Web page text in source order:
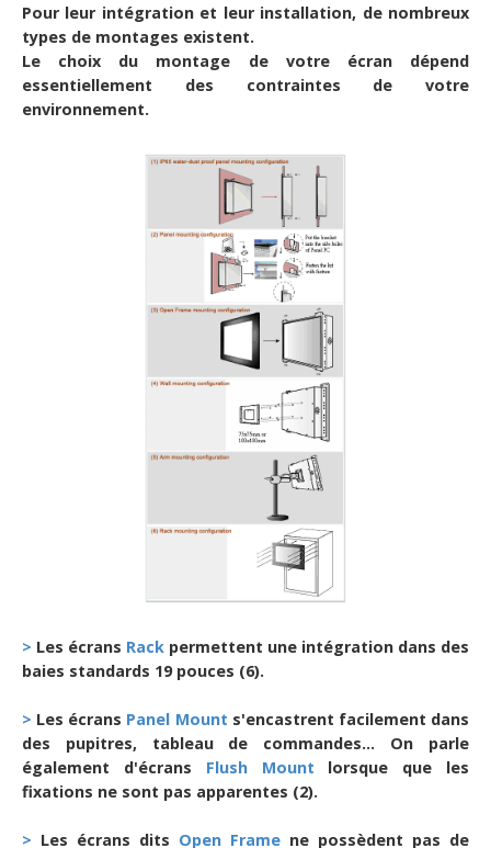
Pour leur intégration et leur installation, de nombreux
types de montages existent.
Le choix du montage de votre écran dépend
essentiellement des contraintes de votre
environnement.
> Les écrans Rack permettent une intégration dans des
baies standards 19 pouces (6).
> Les écrans Panel Mount s'encastrent facilement dans
des pupitres, tableau de commandes... On parle
également d'écrans Flush Mount lorsque que les
fixations ne sont pas apparentes (2).
> Les écrans dits Open Frame ne possèdent pas de